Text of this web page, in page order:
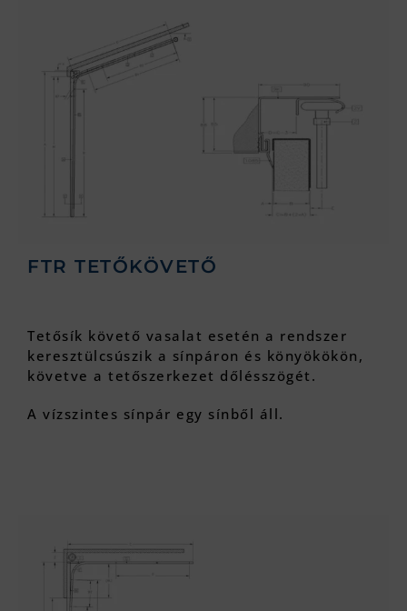
FTR TETŐKÖVETŐ
Tetősík követő vasalat esetén a rendszer
keresztülcsúszik a sínpáron és könyökökön,
követve a tetőszerkezet dőlésszögét.
A vízszintes sínpár egy sínből áll.